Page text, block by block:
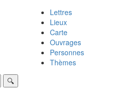
Lettres
Lieux
Carte
Ouvrages
Personnes
Thèmes